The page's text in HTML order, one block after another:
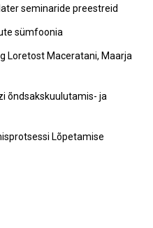
seminaride preestreid
sümfoonia
Loretost Maceratani, Maarja
õndsakskuulutamis- ja
Lõpetamise